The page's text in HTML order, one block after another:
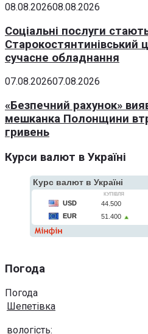
08.08.202608.08.2026
Соціальні послуги
Старокостянтинівський
сучасне обладнання
07.08.202607.08.2026
«Безпечний рахунок»
мешканка Полонщини
гривень
Курси валют в Україні
Погода
Погода
Шепетівка
вологість: